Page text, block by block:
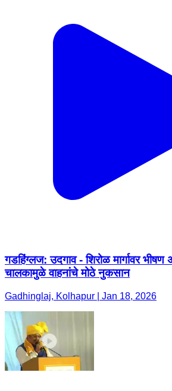
गडहिंग्लज: उदगाव - शिरोळ मार्गावर
चालकामुळे वाहनांचे मोठे नुकसान
Gadhinglaj, Kolhapur | Jan 18, 2026